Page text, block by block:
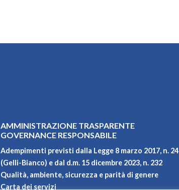
AMMINISTRAZIONE TRASPARENTE
GOVERNANCE RESPONSABILE
Adempimenti previsti dalla Legge 8 marzo 2017, n. 24
(Gelli-Bianco) e dal d.m. 15 dicembre 2023, n. 232
Qualità, ambiente, sicurezza e parità di genere
Carta dei servizi